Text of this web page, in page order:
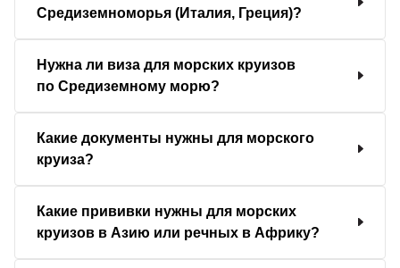
Средиземноморья (Италия, Греция)?
Нужна ли виза для морских круизов
по Средиземному морю?
Какие документы нужны для морского
круиза?
Какие прививки нужны для морских
круизов в Азию или речных в Африку?